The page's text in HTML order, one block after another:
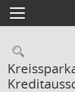
Toggle navigation